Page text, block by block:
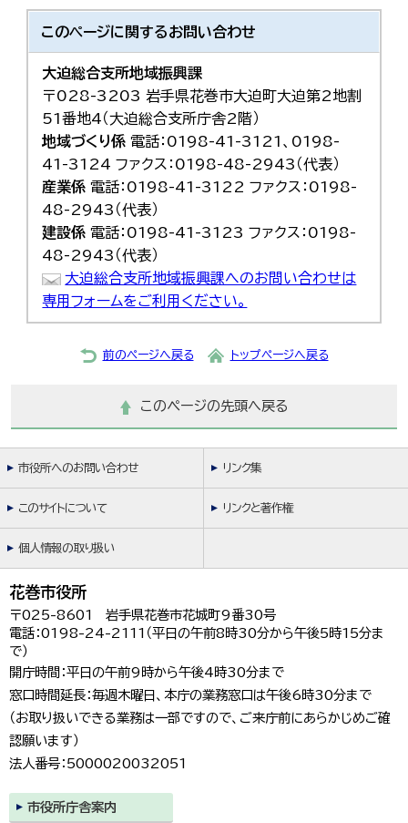
このページに関するお問い合わせ
大迫総合支所地域振興課
〒028-3203 岩手県花巻市大迫町大迫第2地割
51番地4（大迫総合支所庁舎2階）
地域づくり係 電話：0198-41-3121、0198-
41-3124 ファクス：0198-48-2943（代表）
産業係 電話：0198-41-3122 ファクス：0198-
48-2943（代表）
建設係 電話：0198-41-3123 ファクス：0198-
48-2943（代表）
大迫総合支所地域振興課へのお問い合わせは
専用フォームをご利用ください。
前のページへ戻る トップページへ戻る
このページの先頭へ戻る
市役所へのお問い合わせ リンク集
このサイトについて リンクと著作権
個人情報の取り扱い
花巻市役所
〒025-8601 岩手県花巻市花城町9番30号
電話：0198-24-2111（平日の午前8時30分から午後5時15分ま
で）
開庁時間：平日の午前9時から午後4時30分まで
窓口時間延長：毎週木曜日、本庁の業務窓口は午後6時30分まで
（お取り扱いできる業務は一部ですので、ご来庁前にあらかじめご確
認願います）
法人番号：5000020032051
市役所庁舎案内